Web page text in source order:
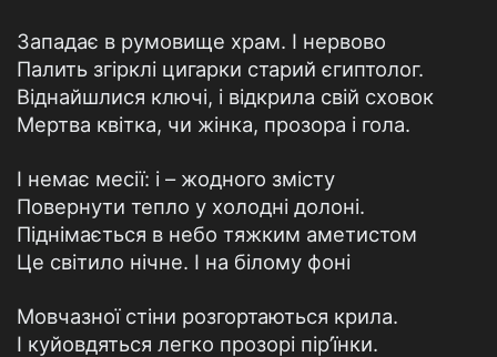
Западає в румовище храм. І нервово
Палить згірклі цигарки старий єгиптолог.
Віднайшлися ключі, і відкрила свій сховок
Мертва квітка, чи жінка, прозора і гола.
І немає месії: і – жодного змісту
Повернути тепло у холодні долоні.
Піднімається в небо тяжким аметистом
Це світило нічне. І на білому фоні
Мовчазної стіни розгортаються крила.
І куйовдяться легко прозорі пір’їнки.